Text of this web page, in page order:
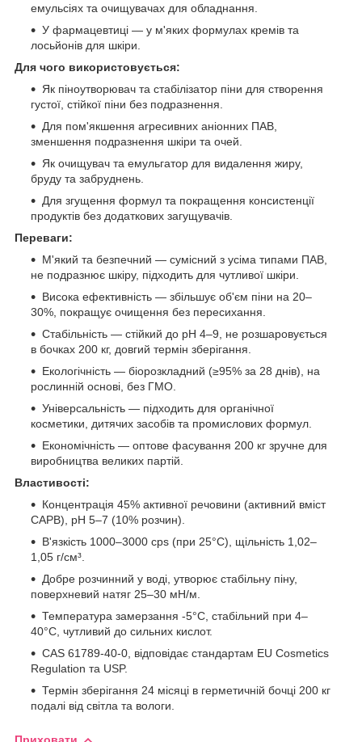
емульсіях та очищувачах для обладнання.
У фармацевтиці — у м'яких формулах кремів та
лосьйонів для шкіри.
Для чого використовується:
Як піноутворювач та стабілізатор піни для створення
густої, стійкої піни без подразнення.
Для пом'якшення агресивних аніонних ПАВ,
зменшення подразнення шкіри та очей.
Як очищувач та емульгатор для видалення жиру,
бруду та забруднень.
Для згущення формул та покращення консистенції
продуктів без додаткових загущувачів.
Переваги:
М'який та безпечний — сумісний з усіма типами ПАВ,
не подразнює шкіру, підходить для чутливої шкіри.
Висока ефективність — збільшує об'єм піни на 20–
30%, покращує очищення без пересихання.
Стабільність — стійкий до pH 4–9, не розшаровується
в бочках 200 кг, довгий термін зберігання.
Екологічність — біорозкладний (≥95% за 28 днів), на
рослинній основі, без ГМО.
Універсальність — підходить для органічної
косметики, дитячих засобів та промислових формул.
Економічність — оптове фасування 200 кг зручне для
виробництва великих партій.
Властивості:
Концентрація 45% активної речовини (активний вміст
CAPB), pH 5–7 (10% розчин).
В'язкість 1000–3000 cps (при 25°C), щільність 1,02–
1,05 г/см³.
Добре розчинний у воді, утворює стабільну піну,
поверхневий натяг 25–30 мН/м.
Температура замерзання -5°C, стабільний при 4–
40°C, чутливий до сильних кислот.
CAS 61789-40-0, відповідає стандартам EU Cosmetics
Regulation та USP.
Термін зберігання 24 місяці в герметичній бочці 200 кг
подалі від світла та вологи.
Приховати